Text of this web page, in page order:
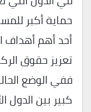
حماية أكبر
أحد أهم أهداف
تعزيز حقوق
ففي الوضع
كبير بين